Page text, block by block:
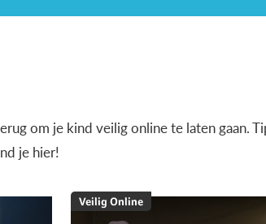
om je kind veilig online te laten gaan.
je hier!
Veilig Online